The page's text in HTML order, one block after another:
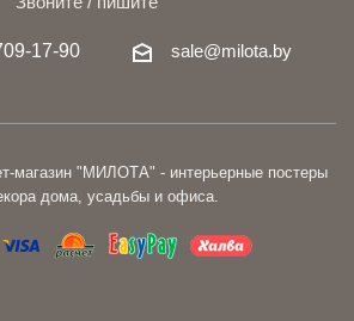
17-90 sale@milota.by
магазин "МИЛОТА" - интерьерные постеры
дома, усадьбы и офиса.